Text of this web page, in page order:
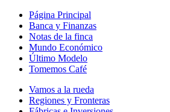
Página Principal
Banca y Finanzas
Notas de la finca
Mundo Económico
Último Modelo
Tomemos Café
Vamos a la rueda
Regiones y Fronteras